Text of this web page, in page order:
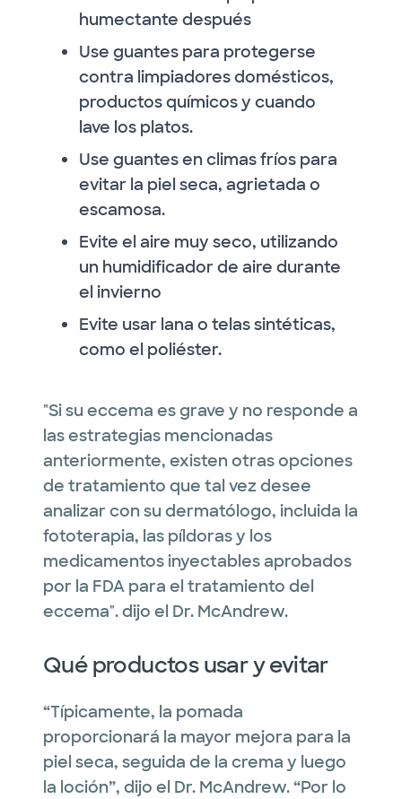
humectante después
Use guantes para protegerse
contra limpiadores domésticos,
productos químicos y cuando
lave los platos.
Use guantes en climas fríos para
evitar la piel seca, agrietada o
escamosa.
Evite el aire muy seco, utilizando
un humidificador de aire durante
el invierno
Evite usar lana o telas sintéticas,
como el poliéster.
"Si su eccema es grave y no responde a
las estrategias mencionadas
anteriormente, existen otras opciones
de tratamiento que tal vez desee
analizar con su dermatólogo, incluida la
fototerapia, las píldoras y los
medicamentos inyectables aprobados
por la FDA para el tratamiento del
eccema". dijo el Dr. McAndrew.
Qué productos usar y evitar
“Típicamente, la pomada
proporcionará la mayor mejora para la
piel seca, seguida de la crema y luego
la loción”, dijo el Dr. McAndrew. “Por lo